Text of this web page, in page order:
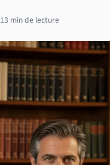
13 min de lecture